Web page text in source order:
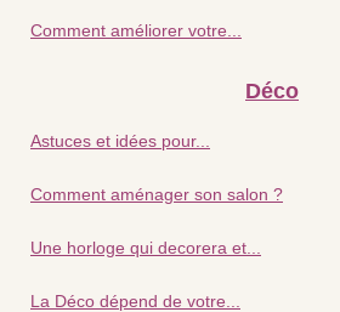
Comment améliorer votre...
Déco
Astuces et idées pour...
Comment aménager son salon ?
Une horloge qui decorera et...
La Déco dépend de votre...